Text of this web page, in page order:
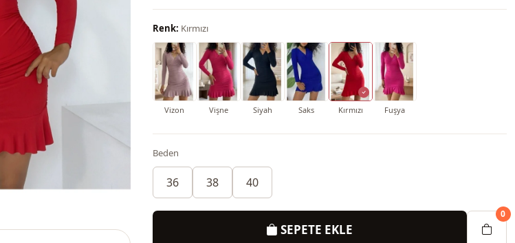
Renk: Kırmızı
Vizon Vişne Siyah Saks Kırmızı Fuşya
Beden
36 38 40
SEPETE EKLE
0